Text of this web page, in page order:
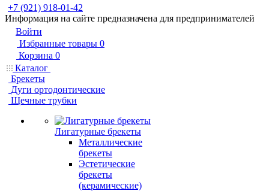
+7 (921) 918-01-42
Информация на сайте предназначена для предпринимателей
Войти
Избранные товары 0
Корзина 0
Каталог
Брекеты
Дуги ортодонтические
Щечные трубки
Лигатурные брекеты
Металлические
брекеты
Эстетические
брекеты
(керамические)